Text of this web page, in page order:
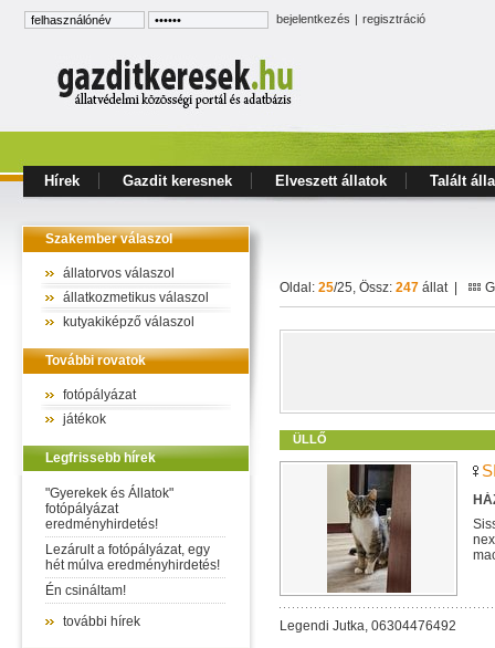
bejelentkezés | regisztráció
Hírek Gazdit keresnek Elveszett állatok Talált
Szakember válaszol
állatorvos válaszol
állatkozmetikus válaszol
kutyakiképző válaszol
További rovatok
fotópályázat
játékok
Legfrissebb hírek
"Gyerekek és Állatok"
fotópályázat
eredményhirdetés!
Lezárult a fotópályázat, egy
hét múlva eredményhirdetés!
Én csináltam!
további hírek
Oldal: 25/25, Össz: 247 állat |
ÜLLŐ
Legendi Jutka, 06304476492